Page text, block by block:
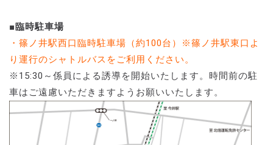
■臨時駐車場
・篠ノ井駅西口臨時駐車場（約100台）※篠ノ井駅東口よ
り運行のシャトルバスをご利用ください。
※15:30～係員による誘導を開始いたします。時間前の駐
車はご遠慮いただきますようお願いいたします。